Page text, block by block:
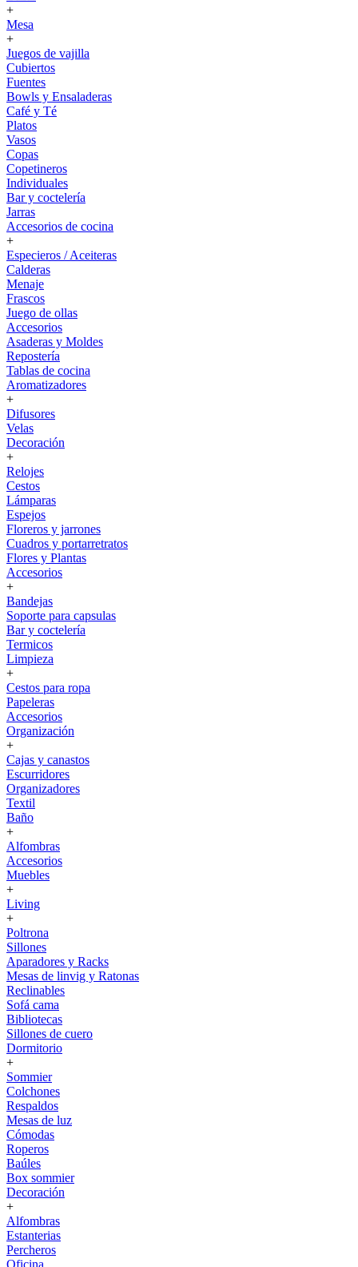
+
Mesa
+
Juegos de vajilla
Cubiertos
Fuentes
Bowls y Ensaladeras
Café y Té
Platos
Vasos
Copas
Copetineros
Individuales
Bar y coctelería
Jarras
Accesorios de cocina
+
Especieros / Aceiteras
Calderas
Menaje
Frascos
Juego de ollas
Accesorios
Asaderas y Moldes
Repostería
Tablas de cocina
Aromatizadores
+
Difusores
Velas
Decoración
+
Relojes
Cestos
Lámparas
Espejos
Floreros y jarrones
Cuadros y portarretratos
Flores y Plantas
Accesorios
+
Bandejas
Soporte para capsulas
Bar y coctelería
Termicos
Limpieza
+
Cestos para ropa
Papeleras
Accesorios
Organización
+
Cajas y canastos
Escurridores
Organizadores
Textil
Baño
+
Alfombras
Accesorios
Muebles
+
Living
+
Poltrona
Sillones
Aparadores y Racks
Mesas de linvig y Ratonas
Reclinables
Sofá cama
Bibliotecas
Sillones de cuero
Dormitorio
+
Sommier
Colchones
Respaldos
Mesas de luz
Cómodas
Roperos
Baúles
Box sommier
Decoración
+
Alfombras
Estanterias
Percheros
Oficina